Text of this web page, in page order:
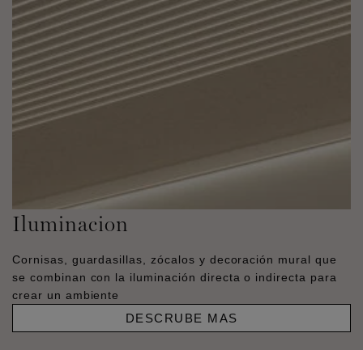
Iluminacion
Cornisas, guardasillas, zócalos y decoración mural que
se combinan con la iluminación directa o indirecta para
crear un ambiente
DESCRUBE MAS